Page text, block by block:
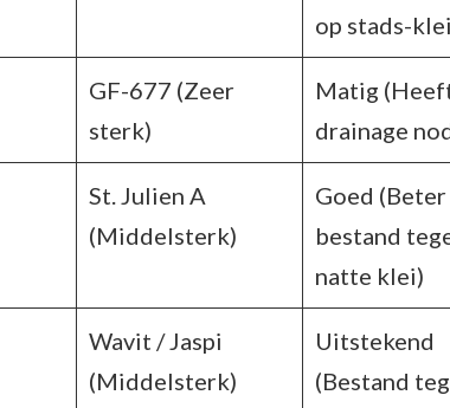
op stads-
GF-677 (Zeer
sterk)
Matig
drainage
St. Julien A
(Middelsterk)
Goed (Beter
bestand
natte klei)
Wavit / Jaspi
(Middelsterk)
Uitstekend
(Bestand